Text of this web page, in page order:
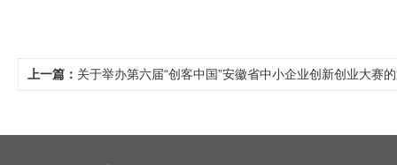
上一篇： 关于举办第六届“创客中国”安徽省中小企业创新创业大赛